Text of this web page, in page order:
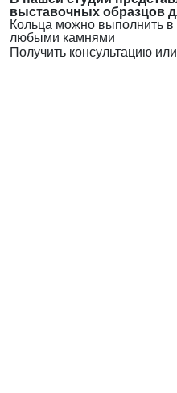
выставочных образцов
Кольца можно выполнить в
любыми камнями
Получить консультацию